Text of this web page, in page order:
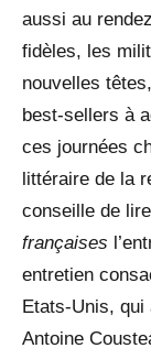
aussi au
fidèles, les
nouvelles
best-sellers à
ces journées
littéraire de la
conseille de
françaises
entretien
Etats-Unis,
Antoine